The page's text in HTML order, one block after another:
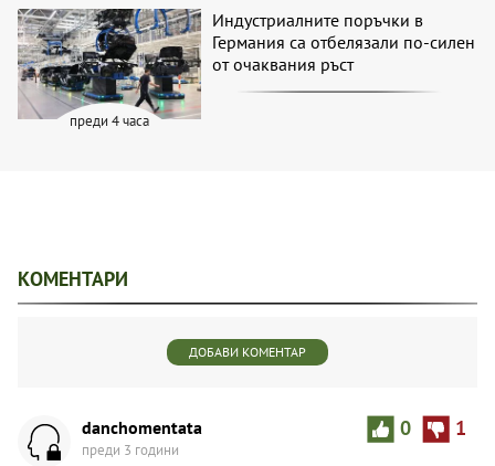
преди 4 часа
Индустриалните поръчки в
Германия са отбелязали по-силен
от очаквания ръст
КОМЕНТАРИ
ДОБАВИ КОМЕНТАР
0 1
danchomentata
преди 3 години